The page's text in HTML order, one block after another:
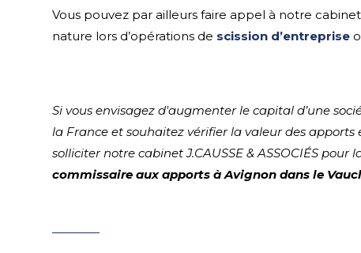
Vous pouvez par ailleurs faire appel à notre
nature lors d’opérations de scission d’entreprise
Si vous envisagez d'augmenter le capital d’une
la France et souhaitez vérifier la valeur des apports
solliciter notre cabinet J.CAUSSE & ASSOCIÉS pour
commissaire aux apports à Avignon dans le